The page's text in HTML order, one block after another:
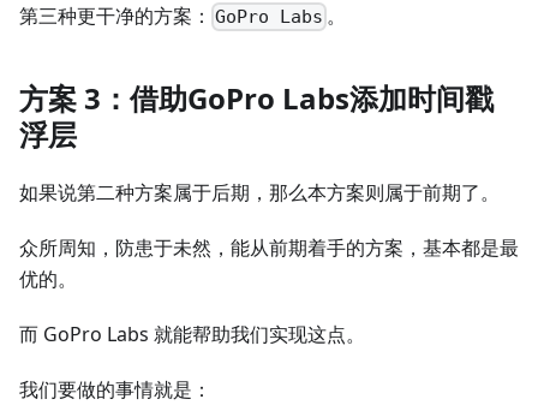
第三种更干净的方案： GoPro Labs 。
方案 3：借助GoPro Labs添加时间戳
浮层
如果说第二种方案属于后期，那么本方案则属于前期了。
众所周知，防患于未然，能从前期着手的方案，基本都是最
优的。
而 GoPro Labs 就能帮助我们实现这点。
我们要做的事情就是：